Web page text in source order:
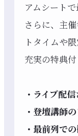
アムシートで
さらに、主
トタイムや
充実の特典付
・ライブ配
・登壇講師
・最前列で